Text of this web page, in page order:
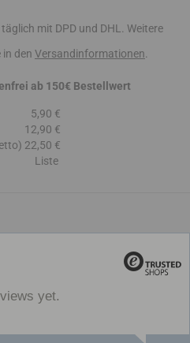
mit DPD und DHL. Weitere
den Versandinformationen
ab 150€ Bestellwert
5,90 €
12,90 €
22,50 €
Liste
yet.